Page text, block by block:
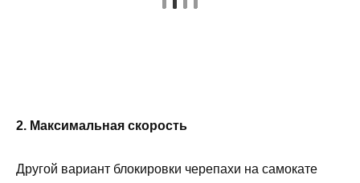
2. Максимальная скорость
Другой вариант блокировки черепахи на самокате